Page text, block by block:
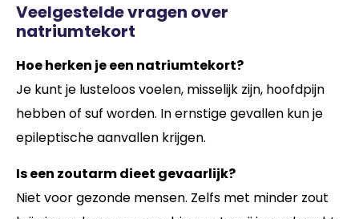
Veelgestelde vragen over
natriumtekort
Hoe herken je een natriumtekort?
Je kunt je lusteloos voelen, misselijk zijn, hoofdpijn
hebben of suf worden. In ernstige gevallen kun je
epileptische aanvallen krijgen.
Is een zoutarm dieet gevaarlijk?
Niet voor gezonde mensen. Zelfs met minder zout